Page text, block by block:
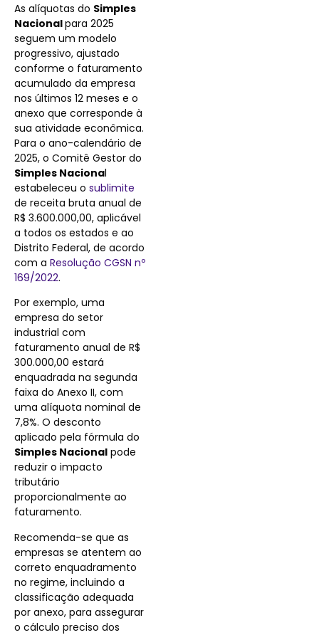
As alíquotas do Simples
Nacionalpara 2025
seguem um modelo
progressivo, ajustado
conforme o faturamento
acumulado da empresa
nos últimos 12 meses e o
anexo que corresponde à
sua atividade econômica.
Para o ano-calendário de
2025, o Comitê Gestor do
Simples Nacional
estabeleceu o sublimite
de receita bruta anual de
R$ 3.600.000,00, aplicável
a todos os estados e ao
Distrito Federal, de acordo
com a Resolução CGSN nº
169/2022.
Por exemplo, uma
empresa do setor
industrial com
faturamento anual de R$
300.000,00 estará
enquadrada na segunda
faixa do Anexo II, com
uma alíquota nominal de
7,8%. O desconto
aplicado pela fórmula do
Simples Nacional pode
reduzir o impacto
tributário
proporcionalmente ao
faturamento.
Recomenda-se que as
empresas se atentem ao
correto enquadramento
no regime, incluindo a
classificação adequada
por anexo, para assegurar
o cálculo preciso dos